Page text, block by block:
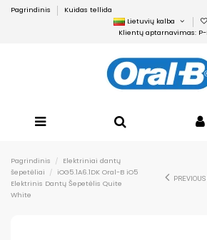
Pagrindinis
Kuidas tellida
Lietuvių kalba
Klientų aptarnavimas: P-
Pagrindinis
Elektriniai dantų
šepetėliai
iOG5.1A6.1DK Oral-B iO5
Elektrinis Dantų Šepetėlis Quite
White